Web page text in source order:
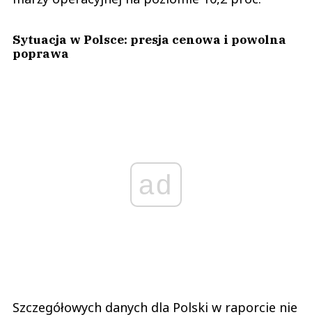
Sytuacja w Polsce: presja cenowa i powolna
poprawa
ad
Szczegółowych danych dla Polski w raporcie nie